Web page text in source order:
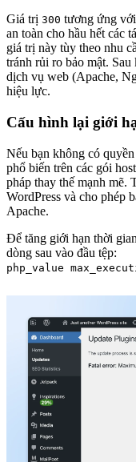
Giá trị 300 tương ứng
an toàn cho hầu hết các
giá trị này tùy theo nhu
tránh rủi ro bảo mật.
dịch vụ web (Apache,
hiệu lực.
Cấu hình lại giới
Nếu bạn không có
phổ biến trên các gói
pháp thay thế mạnh mẽ.
WordPress và cho phép
Apache.
Để tăng giới hạn thời
dòng sau vào đầu tệp:
php_value